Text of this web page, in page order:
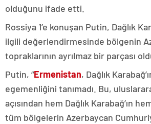
olduğunu ifade etti.
Rossiya 1’e konuşan Putin, Dağlık
ilgili değerlendirmesinde bölgenin
topraklarının ayrılmaz bir parçası
Putin, “Ermenistan, Dağlık
egemenliğini tanımadı. Bu,
açısından hem Dağlık Karabağ’ın
tüm bölgelerin Azerbaycan